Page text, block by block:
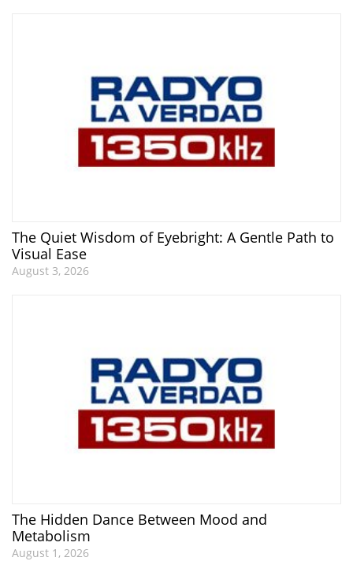
The Quiet Wisdom of Eyebright: A Gentle Path to
Visual Ease
August 3, 2026
The Hidden Dance Between Mood and
Metabolism
August 1, 2026